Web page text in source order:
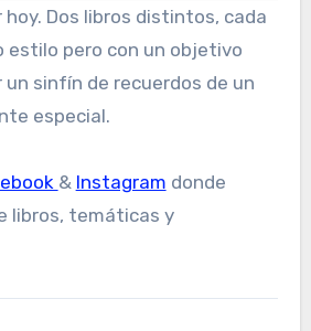
hoy. Dos libros distintos, cada
estilo pero con un objetivo
un sinfín de recuerdos de un
especial.
& Instagram donde
libros, temáticas y